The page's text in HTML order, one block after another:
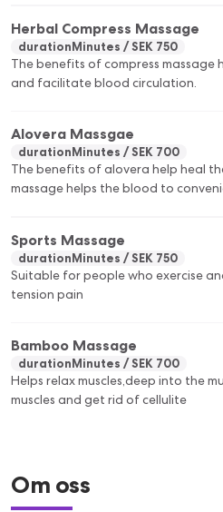
Herbal Compress Massage
durationMinutes SEK 750
The benefits of compress massage
and facilitate blood circulation.
Alovera Massgae
durationMinutes SEK 700
The benefits of alovera help heal
massage helps the blood to
Sports Massage
durationMinutes SEK 750
Suitable for people who exercise
tension pain
Bamboo Massage
durationMinutes SEK 700
Helps relax muscles,deep into the
muscles and get rid of cellulite
Om oss